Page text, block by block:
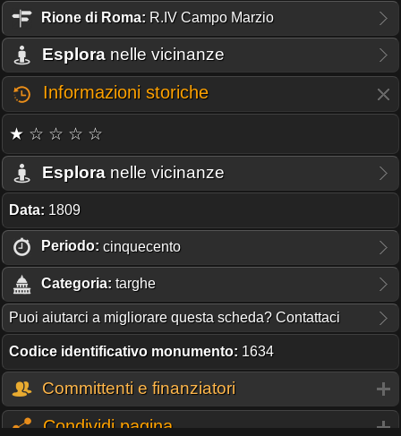
Rione di Roma: R.IV Campo Marzio
Esplora nelle vicinanze
Informazioni storiche
★ ☆ ☆ ☆ ☆
Esplora nelle vicinanze
Data: 1809
Periodo: cinquecento
Categoria: targhe
Puoi aiutarci a migliorare questa scheda? Contattaci
Codice identificativo monumento: 1634
Committenti e finanziatori
Condividi pagina